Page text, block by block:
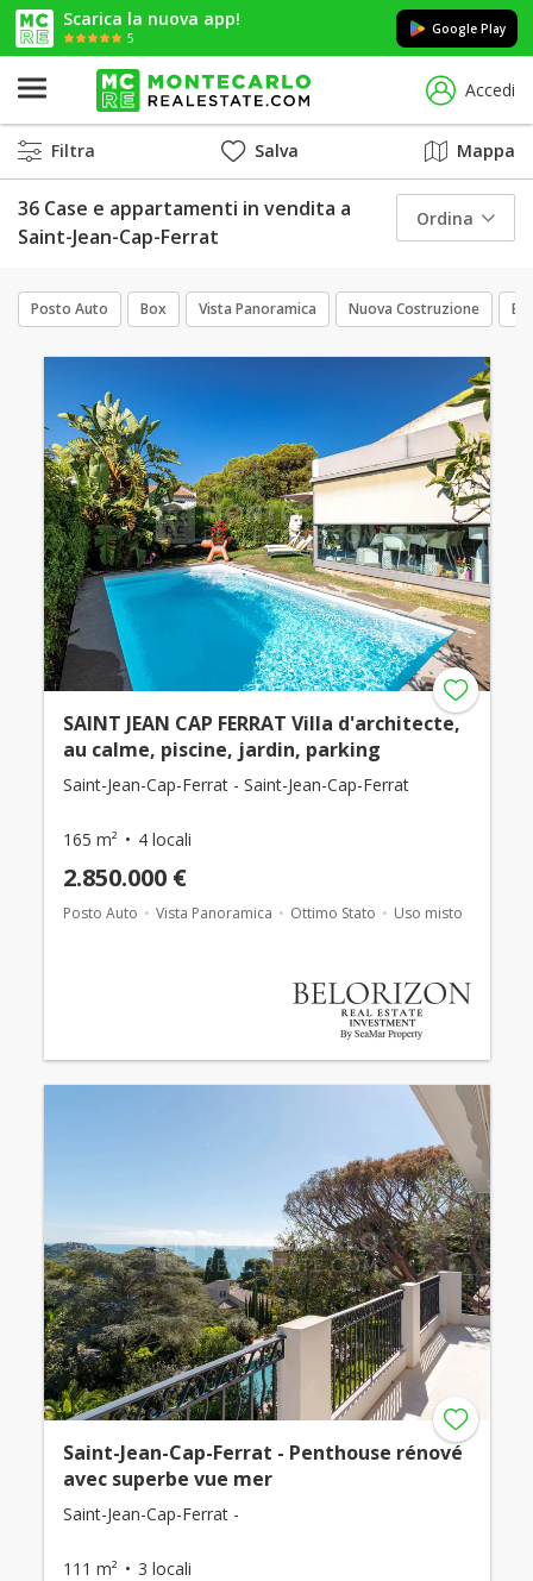
Scarica la nuova app!
5
Google Play
Accedi
Filtra Salva Mappa
36 Case e appartamenti in vendita a
Saint-Jean-Cap-Ferrat
Ordina
Posto Auto Box Vista Panoramica Nuova Costruzione
SAINT JEAN CAP FERRAT Villa d'architecte,
au calme, piscine, jardin, parking
Saint-Jean-Cap-Ferrat - Saint-Jean-Cap-Ferrat
165 m² 4 locali
2.850.000 €
Posto Auto Vista Panoramica Ottimo Stato Uso misto
Saint-Jean-Cap-Ferrat - Penthouse rénové
avec superbe vue mer
Saint-Jean-Cap-Ferrat -
111 m² 3 locali